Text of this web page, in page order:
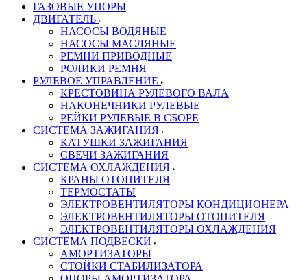
ГАЗОВЫЕ УПОРЫ
ДВИГАТЕЛЬ
НАСОСЫ ВОДЯНЫЕ
НАСОСЫ МАСЛЯНЫЕ
РЕМНИ ПРИВОДНЫЕ
РОЛИКИ РЕМНЯ
РУЛЕВОЕ УПРАВЛЕНИЕ
КРЕСТОВИНА РУЛЕВОГО ВАЛА
НАКОНЕЧНИКИ РУЛЕВЫЕ
РЕЙКИ РУЛЕВЫЕ В СБОРЕ
СИСТЕМА ЗАЖИГАНИЯ
КАТУШКИ ЗАЖИГАНИЯ
СВЕЧИ ЗАЖИГАНИЯ
СИСТЕМА ОХЛАЖДЕНИЯ
КРАНЫ ОТОПИТЕЛЯ
ТЕРМОСТАТЫ
ЭЛЕКТРОВЕНТИЛЯТОРЫ КОНДИЦИОНЕРА
ЭЛЕКТРОВЕНТИЛЯТОРЫ ОТОПИТЕЛЯ
ЭЛЕКТРОВЕНТИЛЯТОРЫ ОХЛАЖДЕНИЯ
СИСТЕМА ПОДВЕСКИ
АМОРТИЗАТОРЫ
СТОЙКИ СТАБИЛИЗАТОРА